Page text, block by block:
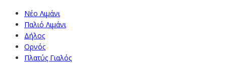
Νέο Λιμάνι
Παλιό Λιμάνι
Δήλος
Ορνός
Πλατύς Γιαλός